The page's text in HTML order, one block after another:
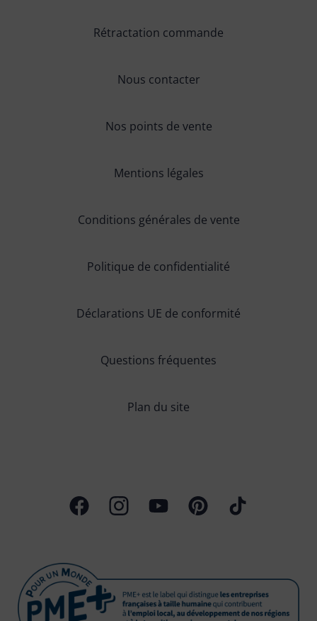
Rétractation commande
Nous contacter
Nos points de vente
Mentions légales
Conditions générales de vente
Politique de confidentialité
Déclarations UE de conformité
Questions fréquentes
Plan du site
Page FacebookProfil InstagramChaîne Youtube
Profil PinterestProfil TikTok